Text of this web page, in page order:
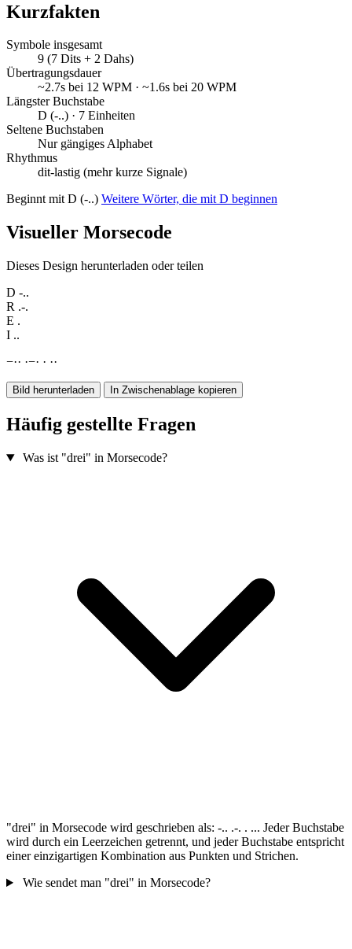
Kurzfakten
Symbole insgesamt
9 (7 Dits + 2 Dahs)
Übertragungsdauer
~2.7s bei 12 WPM · ~1.6s bei 20 WPM
Längster Buchstabe
D (-..) · 7 Einheiten
Seltene Buchstaben
Nur gängiges Alphabet
Rhythmus
dit-lastig (mehr kurze Signale)
Beginnt mit D (-..) Weitere Wörter, die mit D beginnen
Visueller Morsecode
Dieses Design herunterladen oder teilen
D -..
R .-.
E .
I ..
−·· ·−· · ··
Bild herunterladen In Zwischenablage kopieren
Häufig gestellte Fragen
Was ist "drei" in Morsecode?
"drei" in Morsecode wird geschrieben als: -.. .-. . ... Jeder Buchstabe
wird durch ein Leerzeichen getrennt, und jeder Buchstabe entspricht
einer einzigartigen Kombination aus Punkten und Strichen.
Wie sendet man "drei" in Morsecode?